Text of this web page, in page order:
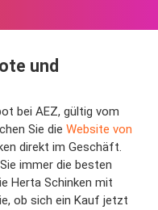
und
bei AEZ, gültig vom
Sie die Website von
direkt im Geschäft.
immer die besten
Herta Schinken mit
ob sich ein Kauf jetzt